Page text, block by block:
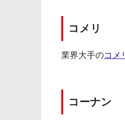
コメリ
業界大手のコメ
コーナン